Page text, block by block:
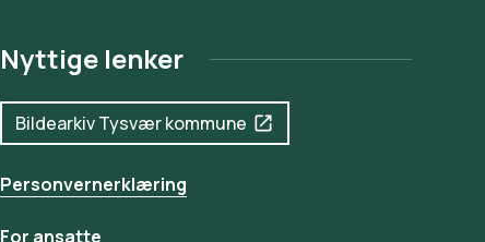
Nyttige lenker
Bildearkiv Tysvær kommune
Personvernerklæring
For ansatte